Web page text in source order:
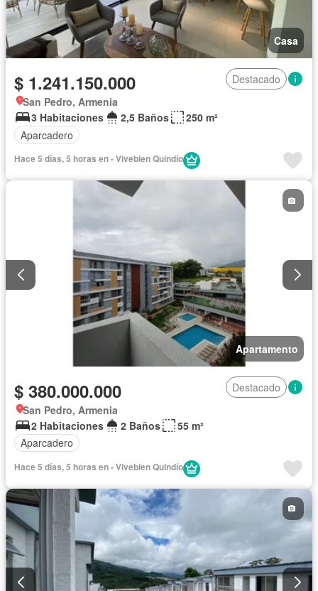
Casa
$ 1.241.150.000
Destacado
San Pedro, Armenia
3 Habitaciones
2,5 Baños
250 m²
Aparcadero
Hace 5 días, 5 horas en - Vivebien Quindío
Apartamento
$ 380.000.000
Destacado
San Pedro, Armenia
2 Habitaciones
2 Baños
55 m²
Aparcadero
Hace 5 días, 5 horas en - Vivebien Quindío